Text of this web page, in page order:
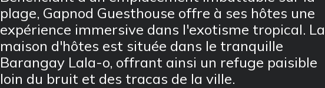
plage, Gapnod Guesthouse offre à ses hôtes une
expérience immersive dans l'exotisme tropical. La
maison d'hôtes est située dans le tranquille
Barangay Lala-o, offrant ainsi un refuge paisible
loin du bruit et des tracas de la ville.